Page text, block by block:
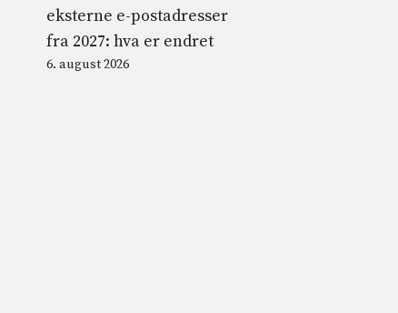
eksterne e-postadresser
fra 2027: hva er endret
6. august 2026